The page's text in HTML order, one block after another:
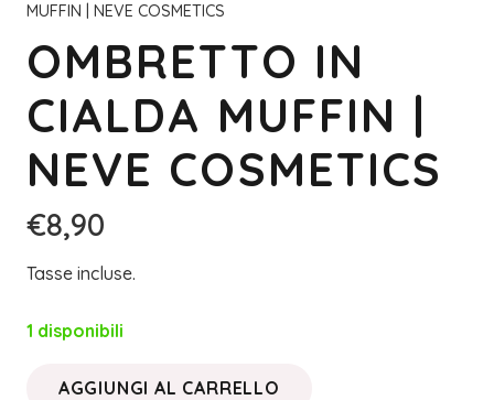
MUFFIN | NEVE COSMETICS
OMBRETTO IN
CIALDA MUFFIN |
NEVE COSMETICS
€8,90
Tasse incluse.
1 disponibili
AGGIUNGI AL CARRELLO